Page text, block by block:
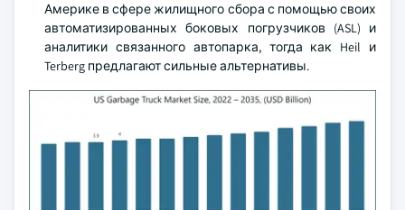
Америке в сфере жилищного сбора с помощью своих
автоматизированных боковых погрузчиков (ASL) и
аналитики связанного автопарка, тогда как Heil и
Terberg предлагают сильные альтернативы.